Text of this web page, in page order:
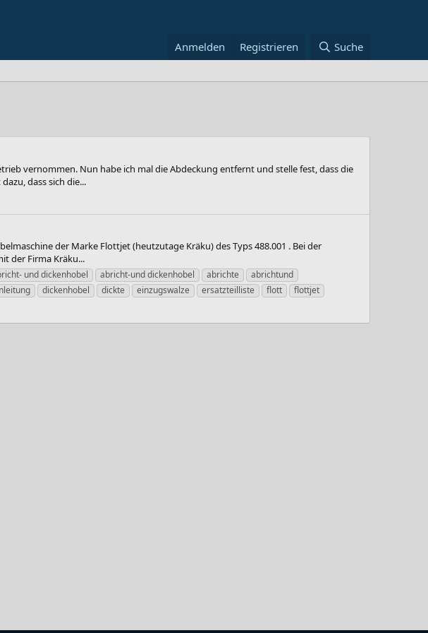
Anmelden Registrieren Suche
vernommen. Nun habe ich mal die Abdeckung entfernt und stelle fest, dass die
dass sich die...
der Marke Flottjet (heutzutage Kräku) des Typs 488.001 . Bei der
der Firma Kräku...
und dickenhobel abricht-und dickenhobel abrichte
abrichtund
dickenhobel dickte einzugswalze ersatzteilliste flott
flottjet